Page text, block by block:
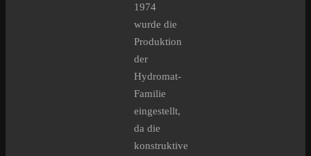
1974
wurde die
Produktion
der
Hydromat-
Familie
eingestellt,
da die
konstruktive